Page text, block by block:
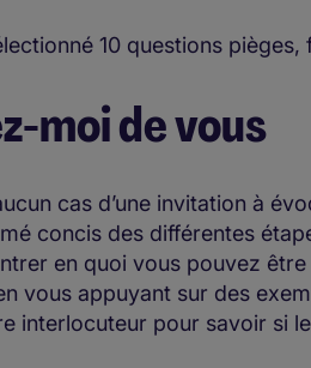
10 questions
moi de vous
cas d’une invitation à
concis des différentes
en quoi vous pouvez
vous appuyant sur des
interlocuteur pour savoir si